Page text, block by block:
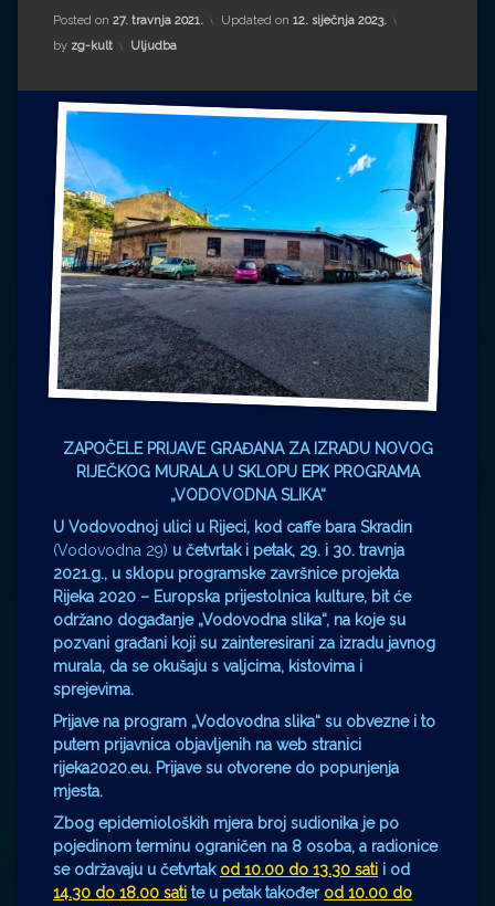
Drugi autori
Drugi autori
Matea Andrić
Ljiljana Lekanić-Kljaić
Željko Krznarić
Mario Lovreković
Miroslav Šantek
Posted on 27. travnja 2021. Updated on 12. siječnja 2023.
by zg-kult Kategorije:
Uljudba
ZAPOČELE PRIJAVE GRAĐANA ZA IZRADU NOVOG
RIJEČKOG MURALA U SKLOPU EPK PROGRAMA
„VODOVODNA SLIKA“
U Vodovodnoj ulici u Rijeci, kod caffe bara Skradin
(Vodovodna 29) u četvrtak i petak, 29. i 30. travnja
2021.g., u sklopu programske završnice projekta
Rijeka 2020 – Europska prijestolnica kulture, bit će
održano događanje „Vodovodna slika“, na koje su
pozvani građani koji su zainteresirani za izradu javnog
murala, da se okušaju s valjcima, kistovima i
sprejevima.
Prijave na program „Vodovodna slika“ su obvezne i to
putem prijavnica objavljenih na web stranici
rijeka2020.eu. Prijave su otvorene do popunjenja
mjesta.
Zbog epidemioloških mjera broj sudionika je po
pojedinom terminu ograničen na 8 osoba, a radionice
se održavaju u četvrtak od 10.00 do 13.30 sati i od
14.30 do 18.00 sati te u petak također od 10.00 do